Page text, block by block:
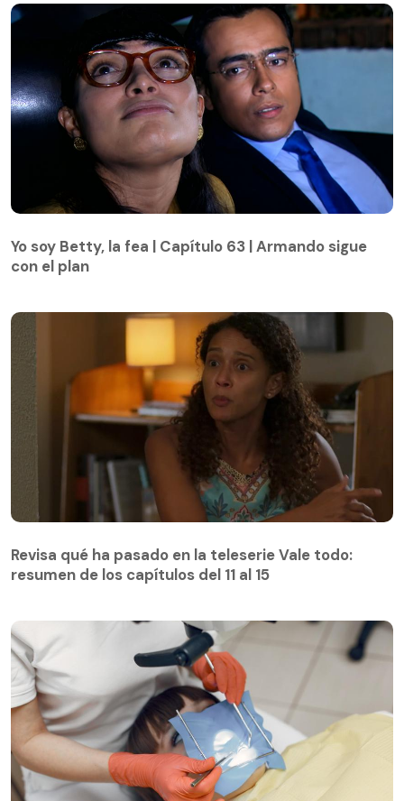
con el plan
Yo soy Betty, la fea | Capítulo 63 | Armando sigue
con el plan
Revisa qué ha pasado en la teleserie Vale todo:
resumen de los capítulos del 11 al 15